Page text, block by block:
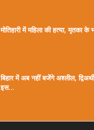
मोतिहारी में महिला की हत्या, मृतका
बिहार में अब नहीं बजेंगे अश्लील,
इस...